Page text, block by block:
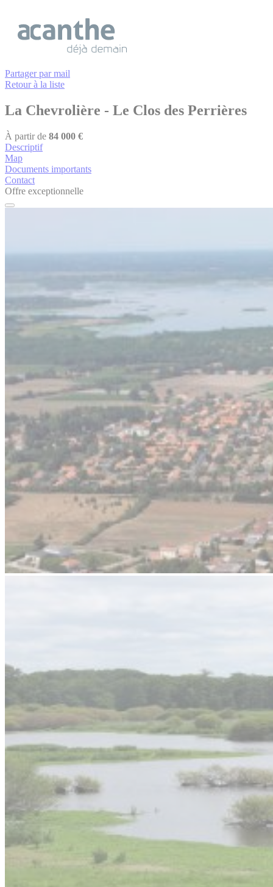
Partager par mail
Retour à la liste
La Chevrolière - Le Clos des Perrières
À partir de 84 000 €
Descriptif
Map
Documents importants
Contact
Offre exceptionnelle